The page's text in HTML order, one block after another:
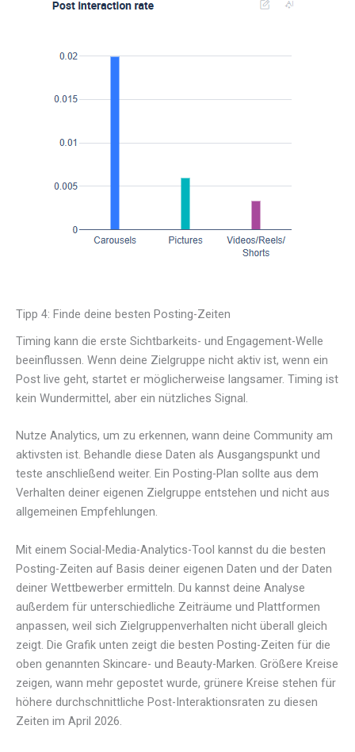
Tipp 4: Finde deine besten Posting-Zeiten
Timing kann die erste Sichtbarkeits- und Engagement-Welle
beeinflussen. Wenn deine Zielgruppe nicht aktiv ist, wenn ein
Post live geht, startet er möglicherweise langsamer. Timing ist
kein Wundermittel, aber ein nützliches Signal.
Nutze Analytics, um zu erkennen, wann deine Community am
aktivsten ist. Behandle diese Daten als Ausgangspunkt und
teste anschließend weiter. Ein Posting-Plan sollte aus dem
Verhalten deiner eigenen Zielgruppe entstehen und nicht aus
allgemeinen Empfehlungen.
Mit einem Social-Media-Analytics-Tool kannst du die besten
Posting-Zeiten auf Basis deiner eigenen Daten und der Daten
deiner Wettbewerber ermitteln. Du kannst deine Analyse
außerdem für unterschiedliche Zeiträume und Plattformen
anpassen, weil sich Zielgruppenverhalten nicht überall gleich
zeigt. Die Grafik unten zeigt die besten Posting-Zeiten für die
oben genannten Skincare- und Beauty-Marken. Größere Kreise
zeigen, wann mehr gepostet wurde, grünere Kreise stehen für
höhere durchschnittliche Post-Interaktionsraten zu diesen
Zeiten im April 2026.